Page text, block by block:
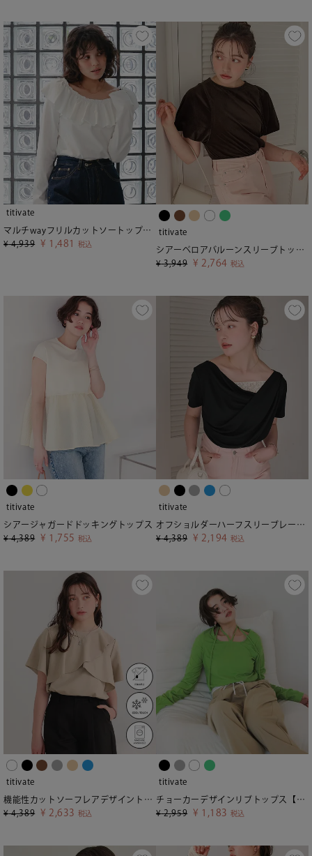
titivate
マルチwayフリルカットソートップス【メール便可／100】
¥ 4,939 ¥ 1,481 税込
titivate
シアーベロアバルーンスリーブトップス
¥ 3,949 ¥ 2,764 税込
titivate
シアージャガードドッキングトップス
¥ 4,389 ¥ 1,755 税込
titivate
オフショルダーハーフスリーブレースドッキングTシャツ【メール便可／100】
¥ 4,389 ¥ 2,194 税込
titivate
機能性カットソーフレアデザイントップス
¥ 4,389 ¥ 2,633 税込
titivate
チョーカーデザインリブトップス【メール便可／25】
¥ 2,959 ¥ 1,183 税込